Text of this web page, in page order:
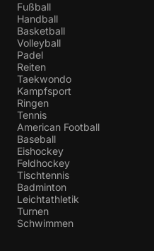
Fußball
Handball
Basketball
Volleyball
Padel
Reiten
Taekwondo
Kampfsport
Ringen
Tennis
American Football
Baseball
Eishockey
Feldhockey
Tischtennis
Badminton
Leichtathletik
Turnen
Schwimmen